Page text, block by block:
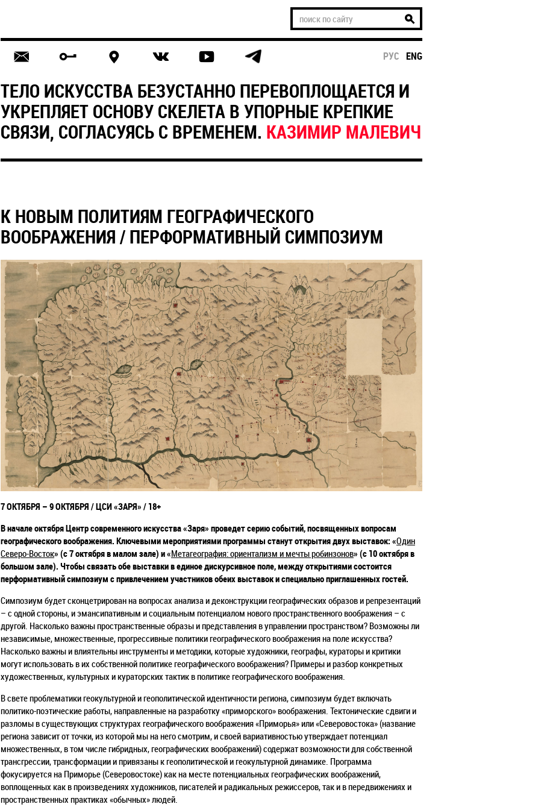
РУС ENG
ТЕЛО ИСКУССТВА БЕЗУСТАННО ПЕРЕВОПЛОЩАЕТСЯ И
УКРЕПЛЯЕТ ОСНОВУ СКЕЛЕТА В УПОРНЫЕ КРЕПКИЕ
СВЯЗИ, СОГЛАСУЯСЬ С ВРЕМЕНЕМ. КАЗИМИР МАЛЕВИЧ
К НОВЫМ ПОЛИТИЯМ ГЕОГРАФИЧЕСКОГО
ВООБРАЖЕНИЯ / ПЕРФОРМАТИВНЫЙ СИМПОЗИУМ
7 ОКТЯБРЯ – 9 ОКТЯБРЯ / ЦСИ«ЗАРЯ» / 18+
В начале октября Центр современного искусства «Заря» проведет серию событий, посвященных вопросам
географического воображения. Ключевыми мероприятиями программы станут открытия двух выставок: «Один
Северо-Восток» (с 7 октября в малом зале) и «Метагеография: ориентализм и мечты робинзонов» (с 10 октября в
большом зале). Чтобы связать обе выставки в единое дискурсивное поле, между открытиями состоится
перформативный симпозиум с привлечением участников обеих выставок и специально приглашенных гостей.
Симпозиум будет сконцетрирован на вопросах анализа и деконструкции географических образов и репрезентаций
– с одной стороны, и эмансипативным и социальным потенциалом нового пространственного воображения – с
другой. Насколько важны пространственные образы и представления в управлении пространством? Возможны ли
независимые, множественные, прогрессивные политики географического воображения на поле искусства?
Насколько важны и влиятельны инструменты и методики, которые художники, географы, кураторы и критики
могут использовать в их собственной политике географического воображения? Примеры и разбор конкретных
художественных, культурных и кураторских тактик в политике географического воображения.
В свете проблематики геокультурной и геополитической идентичности региона, симпозиум будет включать
политико-поэтические работы, направленные на разработку «приморского» воображения. Тектонические сдвиги и
разломы в существующих структурах географического воображения «Приморья» или «Северовостока» (название
региона зависит от точки, из которой мы на него смотрим, и своей вариативностью утверждает потенциал
множественных, в том числе гибридных, географических воображений) содержат возможности для собственной
трансгрессии, трансформации и привязаны к геополитической и геокультурной динамике. Программа
фокусируется на Приморье (Северовостоке) как на месте потенциальных географических воображений,
воплощенных как в произведениях художников, писателей и радикальных режиссеров, так и в передвижениях и
пространственных практиках «обычных» людей.